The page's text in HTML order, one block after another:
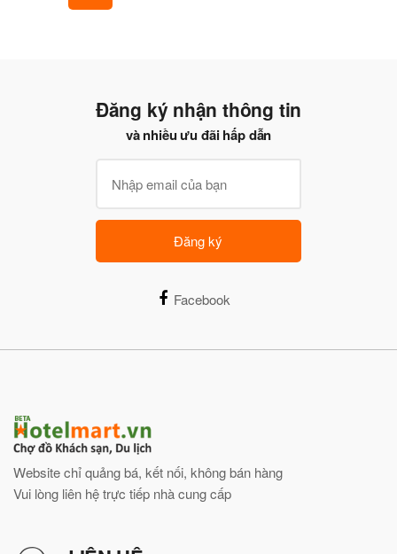
Đăng ký nhận thông tin
và nhiều ưu đãi hấp dẫn
Đăng ký
Facebook
Website chỉ quảng bá, kết nối, không bán hàng
Vui lòng liên hệ trực tiếp nhà cung cấp